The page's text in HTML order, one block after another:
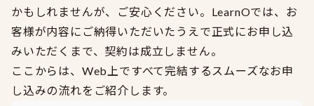
かもしれませんが、ご安心ください。LearnOでは、お
客様が内容にご納得いただいたうえで正式にお申し込
みいただくまで、契約は成立しません。
ここからは、Web上ですべて完結するスムーズなお申
し込みの流れをご紹介します。